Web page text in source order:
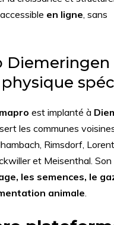
en ligne, sans
Diemeringen
est implanté à
les communes
Rimsdorf,
et Meisenthal.
les semences, le
animale.